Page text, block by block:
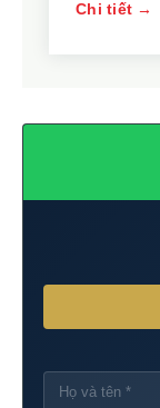
Chi tiết →